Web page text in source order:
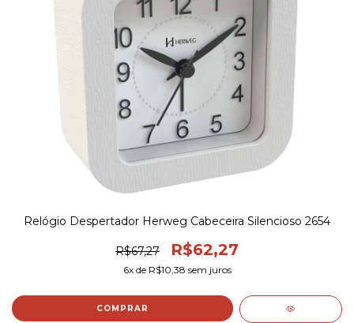
Relógio Despertador Herweg Cabeceira Silencioso 2654
R$67,27 R$62,27
6x de R$10,38 sem juros
COMPRAR